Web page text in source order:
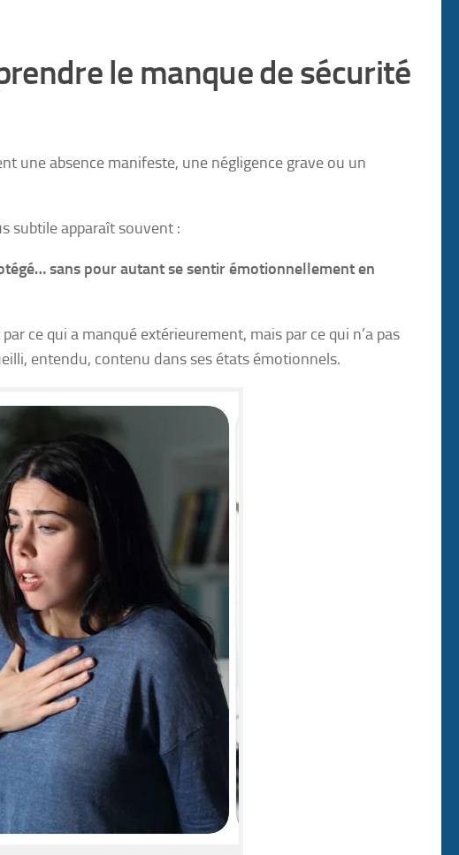
le manque de sécurité
une absence manifeste, une négligence grave ou un
subtile apparaît souvent :
sans pour autant se sentir émotionnellement en
ce qui a manqué extérieurement, mais par ce qui n’a pas
entendu, contenu dans ses états émotionnels.